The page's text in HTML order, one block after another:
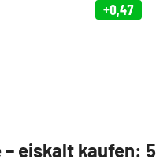
+0,47
– eiskalt kaufen: